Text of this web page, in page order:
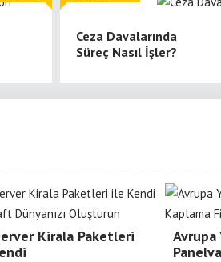
Ceza Davalarında
Süreç Nasıl İşler?
Kirala Paketleri
Avrupa